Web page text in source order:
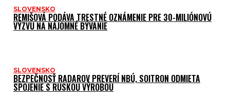
SLOVENSKO
REMIŠOVÁ PODÁVA TRESTNÉ OZNÁMENIE PRE 30-MILIÓNOVÚ
VÝZVU NA NÁJOMNÉ BÝVANIE
SLOVENSKO
BEZPEČNOSŤ RADAROV PREVERÍ NBÚ, SOITRON ODMIETA
SPOJENIE S RUSKOU VÝROBOU